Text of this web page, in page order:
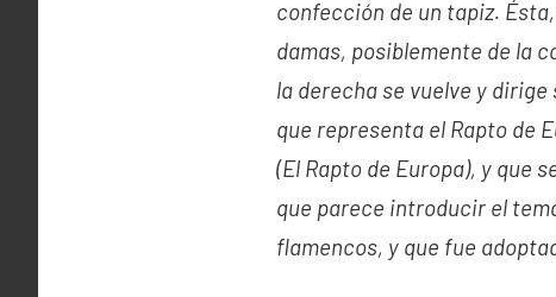
confección de un tapiz.
damas, posiblemente de la
la derecha se vuelve y
que representa el Rapto de
(El Rapto de Europa), y que
que parece introducir el
flamencos, y que fue